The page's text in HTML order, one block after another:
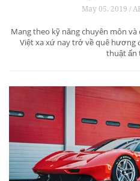
May 05, 2019 /
Mang theo kỹ năng chuyên môn
Việt xa xứ nay trở về quê hương
thuật ấn